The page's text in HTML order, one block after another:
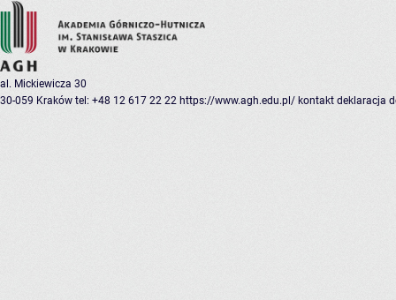
al. Mickiewicza 30
30-059 Kraków tel: +48 12 617 22 22 https://www.agh.edu.pl/ kontakt deklaracja